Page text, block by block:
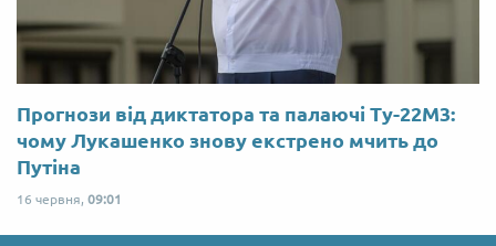
Прогнози від диктатора та палаючі Ту-22М3:
чому Лукашенко знову екстрено мчить до
Путіна
16 червня, 09:01